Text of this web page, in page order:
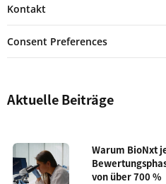
Kontakt
Consent Preferences
Aktuelle Beiträge
Warum BioNxt
von über 700 %